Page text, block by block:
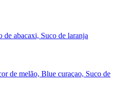
abacaxi, Suco de laranja
de melão, Blue curaçao, Suco de